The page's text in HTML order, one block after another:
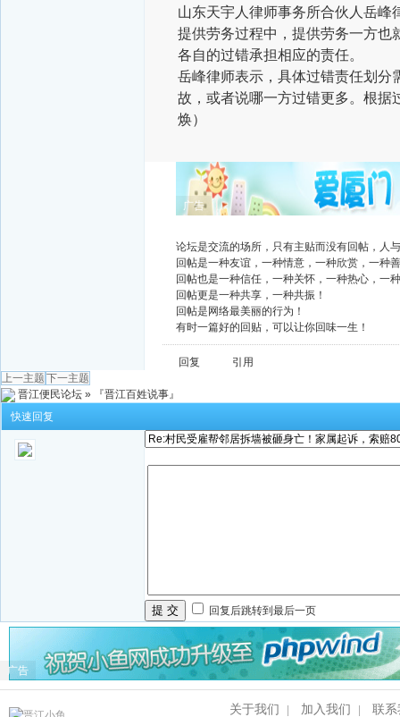
山东天宇人律师事务所合伙人岳
提供劳务过程中，提供劳务一方也
各自的过错承担相应的责任。
岳峰律师表示，具体过错责任划分
故，或者说哪一方过错更多。根据
焕）
广告
论坛是交流的场所，只有主贴而没有回帖，人
回帖是一种友谊，一种情意，一种欣赏，一种
回帖也是一种信任，一种关怀，一种热心，一
回帖更是一种共享，一种共振！
回帖是网络最美丽的行为！
有时一篇好的回贴，可以让你回味一生！
回复
引用
上一主题 下一主题
晋江便民论坛 »
『晋江百姓说事』
快速回复
提 交 回复后跳转到最后一页
广告
关于我们 加入我们 联系